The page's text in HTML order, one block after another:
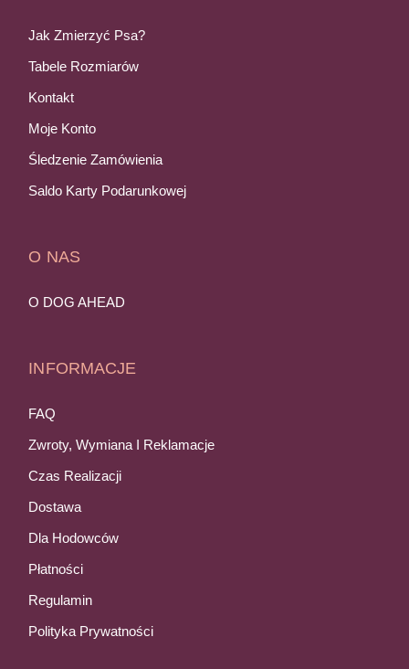
Jak Zmierzyć Psa?
Tabele Rozmiarów
Kontakt
Moje Konto
Śledzenie Zamówienia
Saldo Karty Podarunkowej
O NAS
O DOG AHEAD
INFORMACJE
FAQ
Zwroty, Wymiana I Reklamacje
Czas Realizacji
Dostawa
Dla Hodowców
Płatności
Regulamin
Polityka Prywatności